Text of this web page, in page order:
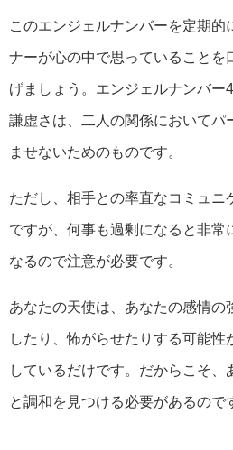
このエンジェルナンバーを定期的
ナーが心の中で思っていることを
げましょう。エンジェルナンバー
謙虚さは、二人の関係においてパ
ませないためのものです。
ただし、相手との率直なコミュニ
ですが、何事も過剰になると非常
なるので注意が必要です。
あなたの天使は、あなたの感情の
したり、怖がらせたりする可能性
しているだけです。だからこそ、
と調和を見つける必要があるので